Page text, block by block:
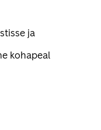
ja
kohapeal